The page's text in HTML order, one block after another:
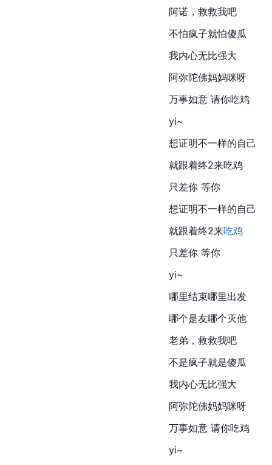
阿诺，救救我吧
不怕疯子就怕傻瓜
我内心无比强大
阿弥陀佛妈妈咪呀
万事如意 请你吃鸡
yi~
想证明不一样的自己
就跟着终2来吃鸡
只差你 等你
想证明不一样的自己
就跟着终2来吃鸡
只差你 等你
yi~
哪里结束哪里出发
哪个是友哪个灭他
老弟，救救我吧
不是疯子就是傻瓜
我内心无比强大
阿弥陀佛妈妈咪呀
万事如意 请你吃鸡
yi~